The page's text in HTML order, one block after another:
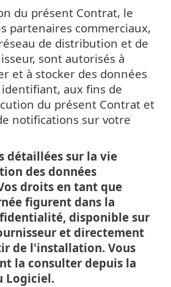
du présent Contrat, le
partenaires commerciaux,
de distribution et de
sont autorisés à
et à stocker des données
aux fins de
du présent Contrat et
notifications sur votre
détaillées sur la vie
des données
droits en tant que
figurent dans la
disponible sur
et directement
de l'installation. Vous
la consulter depuis la
Logiciel.